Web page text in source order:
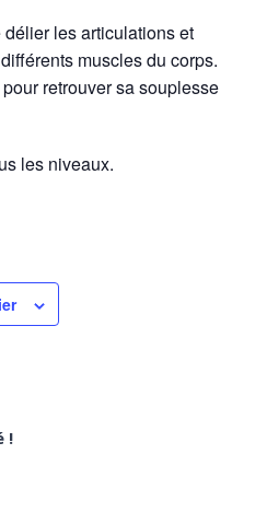
délier les articulations et
muscles du corps.
retrouver sa souplesse
les niveaux.
!